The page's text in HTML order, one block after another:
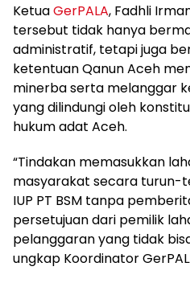
KetuaGerPALA, Fadhli
tersebut tidak hanya
administratif, tetapi juga
ketentuan Qanun Aceh
minerba serta melanggar
yang dilindungi oleh
hukum adat Aceh.
“Tindakan memasukkan
masyarakat secara turun-
IUP PT BSM tanpa
persetujuan dari pemilik
pelanggaran yang tidak
ungkap Koordinator